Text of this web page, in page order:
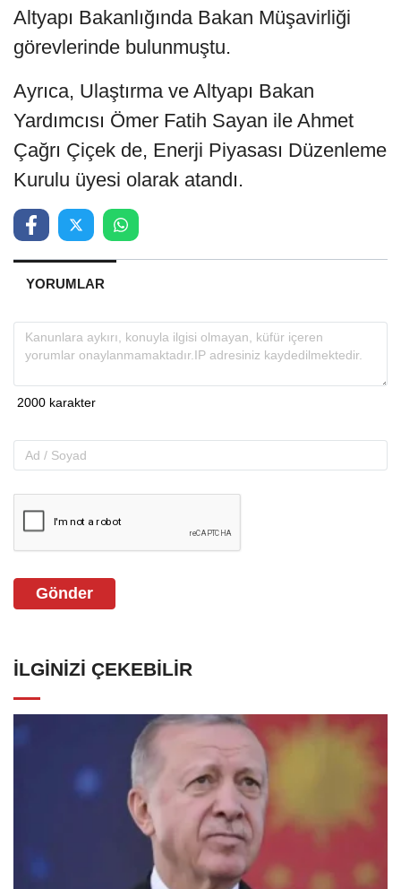
Altyapı Bakanlığında Bakan Müşavirliği
görevlerinde bulunmuştu.
Ayrıca, Ulaştırma ve Altyapı Bakan
Yardımcısı Ömer Fatih Sayan ile Ahmet
Çağrı Çiçek de, Enerji Piyasası Düzenleme
Kurulu üyesi olarak atandı.
YORUMLAR
Gönder
İLGINIZI ÇEKEBILIR